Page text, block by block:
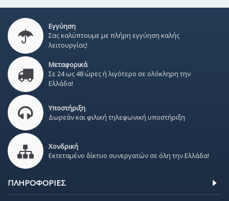
Εγγύηση
Σας καλύπτουμε με πλήρη εγγύηση καλής
λειτουργίας!
Μεταφορικά
Σε 24 ως 48 ώρες ή λιγότερο σε ολόκληρη την
Ελλάδα!
Υποστήριξη
Δωρεάν και φιλική τηλεφωνική υποστήριξη
Χονδρική
Εκτεταμένο δίκτυο συνεργατών σε όλη την Ελλάδα!
ΠΛΗΡΟΦΟΡΊΕΣ